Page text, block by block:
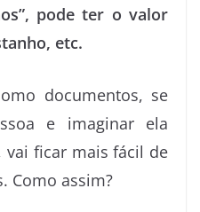
pode ter o valor
etc.
documentos, se
e imaginar ela
ficar mais fácil de
Como assim?